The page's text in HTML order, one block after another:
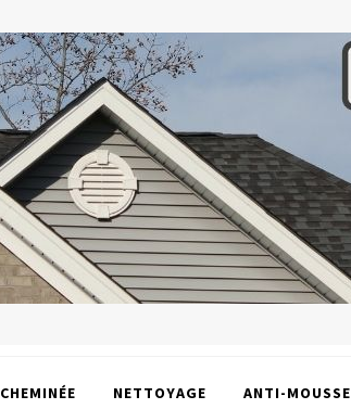
CHEMINÉE NETTOYAGE ANTI-MOUSSE